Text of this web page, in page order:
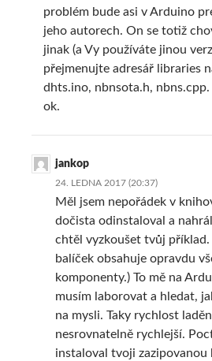
problém bude asi v Arduino
jeho autorech. On se totiž
jinak (a Vy používáte jinou
přejmenujte adresář libraries
dhts.ino, nbnsota.h,
ok.
jankop
24. LEDNA 2017 (20:37)
Měl jsem nepořádek v
dočista odinstaloval a
chtěl vyzkoušet tvůj příklad.
balíček obsahuje opravdu
komponenty.) To mě na
musím laborovat a hledat,
na mysli. Taky rychlost
nesrovnatelně rychlejší.
instaloval tvoji zazipovanou